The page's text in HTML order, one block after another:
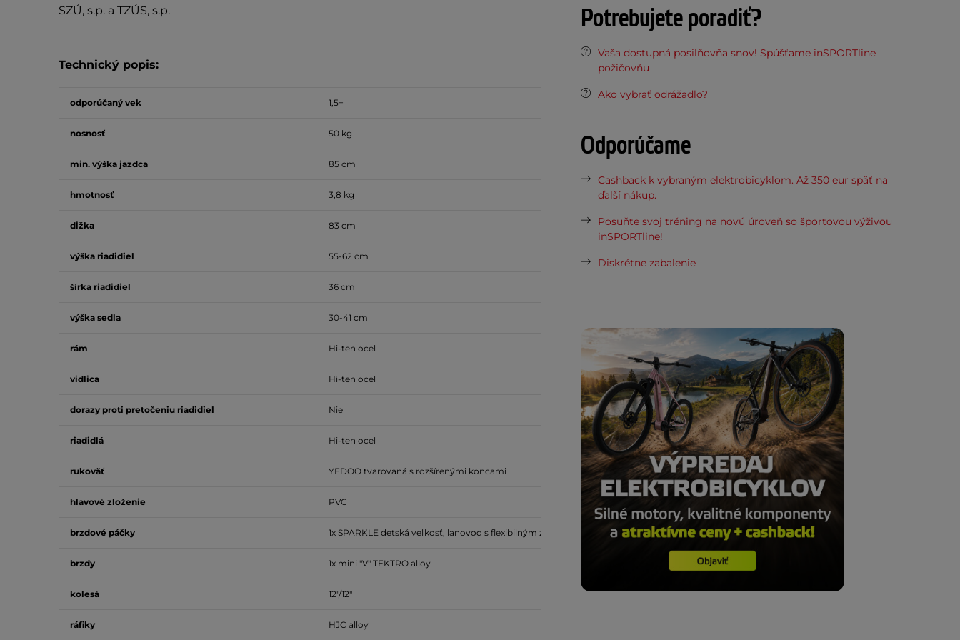
SZÚ, s.p. a TZÚS, s.p.
Technický popis:
odporúčaný vek 1,5+
nosnosť 50 kg
min. výška jazdca 85 cm
hmotnosť 3,8 kg
dĺžka 83 cm
výška riadidiel 55-62 cm
šírka riadidiel 36 cm
výška sedla 30-41 cm
rám Hi-ten oceľ
vidlica Hi-ten oceľ
dorazy proti pretočeniu riadidiel Nie
riadidlá Hi-ten oceľ
rukoväť YEDOO tvarovaná s rozšírenými koncami
hlavové zloženie PVC
brzdové páčky 1x SPARKLE detská veľkosť, lanovod s flexibilným zakončením
brzdy 1x mini "V" TEKTRO alloy
kolesá 12"/12"
ráfiky HJC alloy
Potrebujete poradiť?
Vaša dostupná posilňovňa snov! Spúšťame inSPORTline
požičovňu
Ako vybrať odrážadlo?
Odporúčame
Cashback k vybraným elektrobicyklom. Až 350 eur späť na
ďalší nákup.
Posuňte svoj tréning na novú úroveň so športovou výživou
inSPORTline!
Diskrétne zabalenie